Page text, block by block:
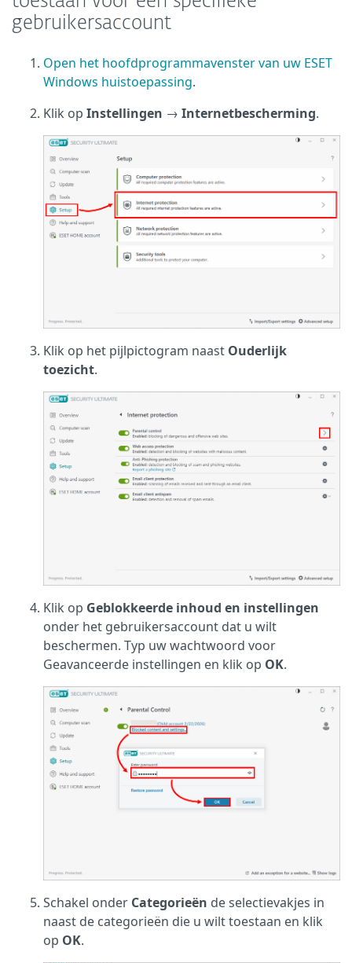
gebruikersaccount
Open het hoofdprogrammavenster van uw ESET
Windows huistoepassing.
Klik op Instellingen → Internetbescherming.
Klik op het pijlpictogram naast Ouderlijk
toezicht.
Klik op Geblokkeerde inhoud en instellingen
onder het gebruikersaccount dat u wilt
beschermen. Typ uw wachtwoord voor
Geavanceerde instellingen en klik op OK.
Schakel onder Categorieën de selectievakjes in
naast de categorieën die u wilt toestaan en klik
op OK.